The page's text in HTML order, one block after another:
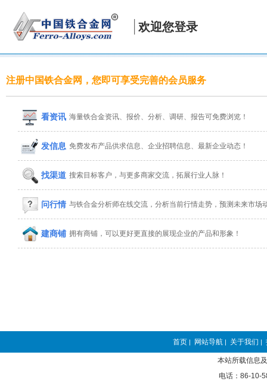
欢迎您登录
注册中国铁合金网，您即可享受完善的会员服务
看资讯 海量铁合金资讯、报价、分析、调研、报告可免费浏览！
发信息 免费发布产品供求信息、企业招聘信息、最新企业动态！
找渠道 搜索目标客户，与更多商家交流，拓展行业人脉！
问行情 与铁合金分析师在线交流，分析当前行情走势，预测未来市场
建商铺 拥有商铺，可以更好更直接的展现企业的产品和形象！
首页 | 网站导航 | 关于我们 |
本站所载信息
电话：86-10-